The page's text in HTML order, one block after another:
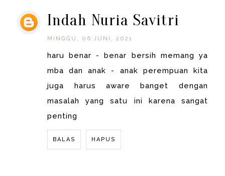
Indah Nuria Savitri
MINGGU, 06 JUNI, 2021
haru benar - benar bersih memang ya
mba dan anak - anak perempuan kita
juga harus aware banget dengan
masalah yang satu ini karena sangat
penting
BALAS HAPUS